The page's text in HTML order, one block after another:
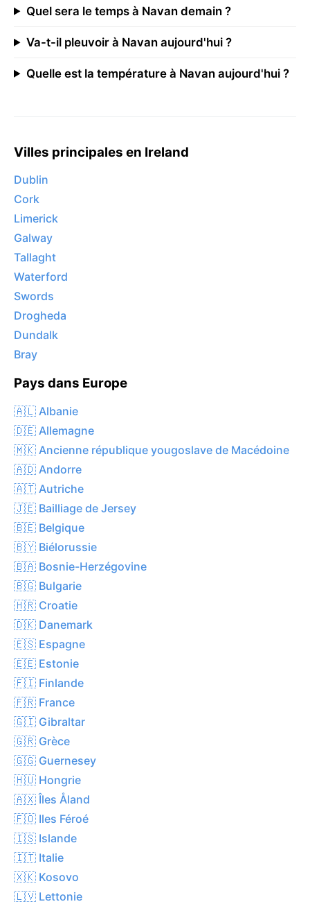
Quel sera le temps à Navan demain ?
Va-t-il pleuvoir à Navan aujourd'hui ?
Quelle est la température à Navan aujourd'hui ?
Villes principales en Ireland
Dublin
Cork
Limerick
Galway
Tallaght
Waterford
Swords
Drogheda
Dundalk
Bray
Pays dans Europe
🇦🇱 Albanie
🇩🇪 Allemagne
🇲🇰 Ancienne république yougoslave de Macédoine
🇦🇩 Andorre
🇦🇹 Autriche
🇯🇪 Bailliage de Jersey
🇧🇪 Belgique
🇧🇾 Biélorussie
🇧🇦 Bosnie-Herzégovine
🇧🇬 Bulgarie
🇭🇷 Croatie
🇩🇰 Danemark
🇪🇸 Espagne
🇪🇪 Estonie
🇫🇮 Finlande
🇫🇷 France
🇬🇮 Gibraltar
🇬🇷 Grèce
🇬🇬 Guernesey
🇭🇺 Hongrie
🇦🇽 Îles Åland
🇫🇴 Iles Féroé
🇮🇸 Islande
🇮🇹 Italie
🇽🇰 Kosovo
🇱🇻 Lettonie